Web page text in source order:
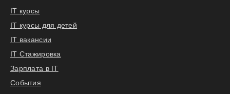
IT курсы
IT курсы для детей
IT вакансии
IT Стажировка
Зарплата в IT
События